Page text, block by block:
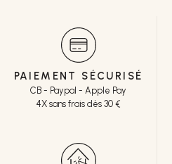
PAIEMENT SÉCURISÉ
CB - Paypal - Apple Pay
4X sans frais dès 30 €